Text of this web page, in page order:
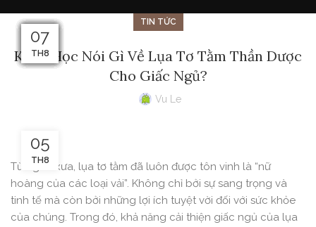
TIN TỨC
Khoa Học Nói Gì Về Lụa Tơ Tằm Thần Dược
Cho Giấc Ngủ?
Vu Le
05
TH8
Từ ngàn xưa, lụa tơ tằm đã luôn được tôn vinh là “nữ
hoàng của các loại vải”. Không chỉ bởi sự sang trọng và
tinh tế mà còn bởi những lợi ích tuyệt vời đối với sức khỏe
của chúng. Trong đó, khả năng cải thiện giấc ngủ của lụa
24
TH10
23
TH10
14
TH10
15
TH8
14
TH8
13
TH8
12
TH8
11
TH8
10
TH8
09
TH8
08
TH8
07
TH8